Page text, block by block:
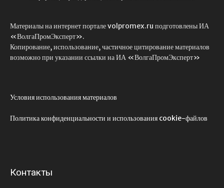
Материалы на интернет портале volpromex.ru подготовлены ИА
«ВолгаПромЭксперт».
Копирование, использование, частичное цитирование материалов
возможно при указании ссылки на ИА «ВолгаПромЭксперт»
Условия использования материалов
Политика конфиденциальности и использования cookie-файлов
Контакты